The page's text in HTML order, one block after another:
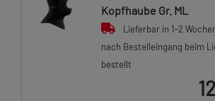
Kopfhaube Gr. ML
Lieferbar in 1-2
nach Bestelleingang beim
bestellt